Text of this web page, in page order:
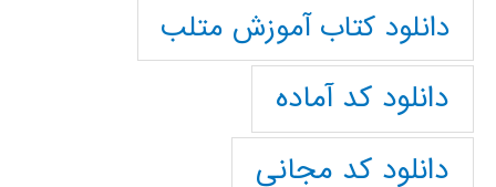
دانلود کتاب آموزش متلب
دانلود کد آماده
دانلود کد مجانی